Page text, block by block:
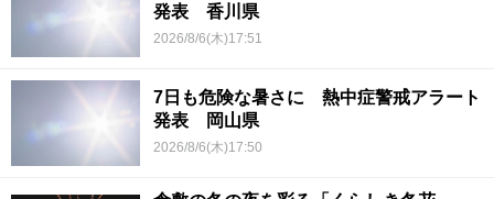
発表 香川県
2026/8/6(木)17:51
7日も危険な暑さに 熱中症警戒アラート
発表 岡山県
2026/8/6(木)17:50